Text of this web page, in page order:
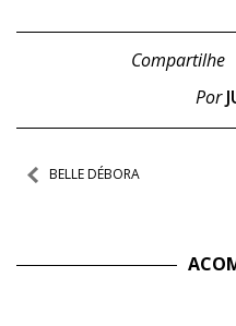
Compartilhe
Por
Navegação
BELLE DÉBORA